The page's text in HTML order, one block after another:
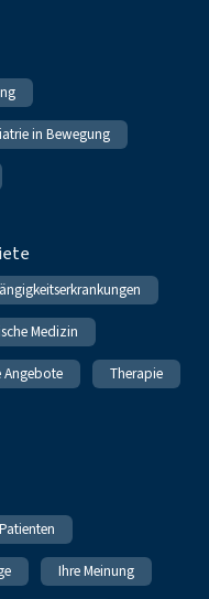
in Bewegung
Medizin
Angebote Therapie
Ihre Meinung